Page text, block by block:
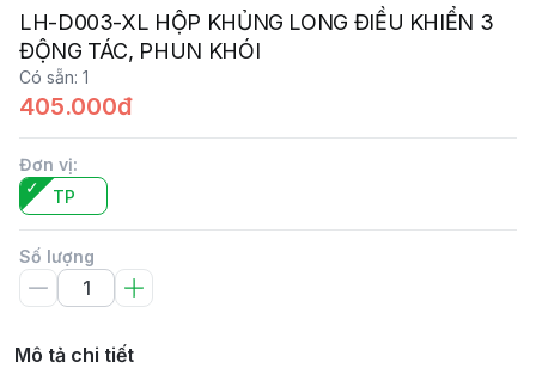
LH-D003-XL HỘP KHỦNG LONG ĐIỀU KHIỂN 3
ĐỘNG TÁC, PHUN KHÓI
Có sẵn: 1
405.000đ
Đơn vị:
TP
Số lượng
Mô tả chi tiết